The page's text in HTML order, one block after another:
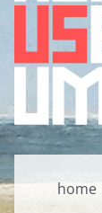
home